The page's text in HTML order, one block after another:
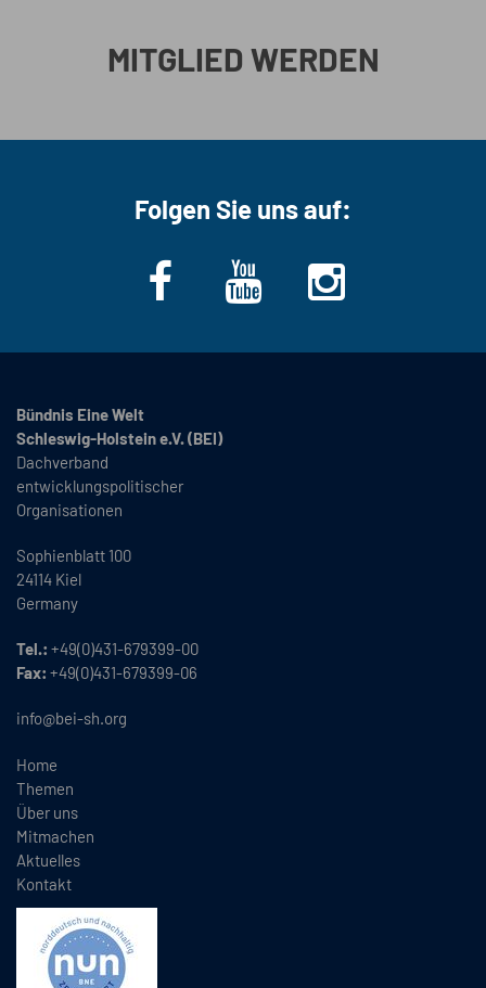
MITGLIED WERDEN
Folgen Sie uns auf:
Bündnis Eine Welt
Schleswig-Holstein e.V. (BEI)
Dachverband
entwicklungspolitischer
Organisationen
Sophienblatt 100
24114 Kiel
Germany
Tel.: +49(0)431-679399-00
Fax: +49(0)431-679399-06
info@bei-sh.org
Home
Themen
Über uns
Mitmachen
Aktuelles
Kontakt